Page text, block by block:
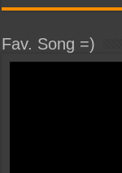
Fav. Song =)